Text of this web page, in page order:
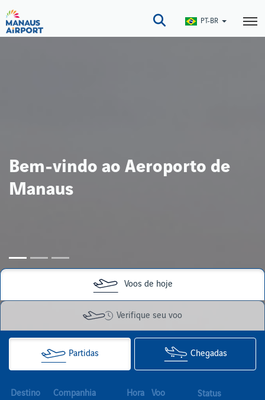
para
o
PT-BR
Bem-vindo ao Aeroporto de
Manaus
Voos de hoje
Verifique seu voo
Partidas Chegadas
Destino Companhia Hora Voo Status